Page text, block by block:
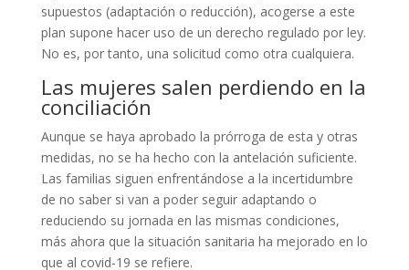
supuestos (adaptación o reducción), acogerse a este
plan supone hacer uso de un derecho regulado por ley.
No es, por tanto, una solicitud como otra cualquiera.
Las mujeres salen perdiendo en la
conciliación
Aunque se haya aprobado la prórroga de esta y otras
medidas, no se ha hecho con la antelación suficiente.
Las familias siguen enfrentándose a la incertidumbre
de no saber si van a poder seguir adaptando o
reduciendo su jornada en las mismas condiciones,
más ahora que la situación sanitaria ha mejorado en lo
que al covid-19 se refiere.